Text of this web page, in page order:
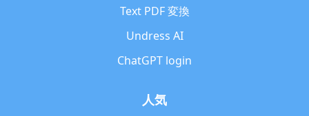
Text PDF 変換
Undress AI
ChatGPT login
人気